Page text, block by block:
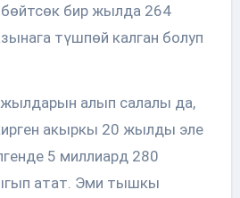
бир жылда 264
түшпөй калган болуп
алып салалы да,
акыркы 20 жылды эле
5 миллиард 280
атат. Эми тышкы